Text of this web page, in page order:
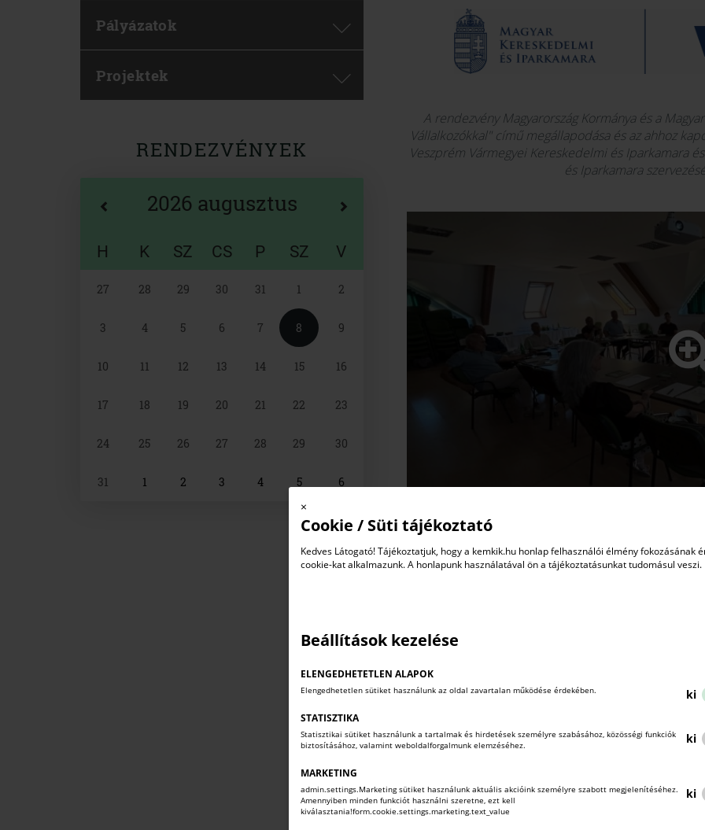
×
Cookie / Süti tájékoztató
Kedves Látogató! Tájékoztatjuk, hogy a kemkik.hu honlap felhasználói élmény fokozásának
cookie-kat alkalmazunk. A honlapunk használatával ön a tájékoztatásunkat tudomásul veszi.
Beállítások kezelése
ELENGEDHETETLEN ALAPOK
Elengedhetetlen sütiket használunk az oldal zavartalan működése érdekében. ki
STATISZTIKA
Statisztikai sütiket használunk a tartalmak és hirdetések személyre szabásához, közösségi funkciók
biztosításához, valamint weboldalforgalmunk elemzéséhez.
ki
MARKETING
admin.settings.Marketing sütiket használunk aktuális akcióink személyre szabott megjelenítéséhez.
Amennyiben minden funkciót használni szeretne, ezt kell
kiválasztania!form.cookie.settings.marketing.text_value
ki
Pályázatok
Projektek
RENDEZVÉNYEK
választó
2026 augusztus
H K SZ CS P SZ V
27 28 29 30 31 1 2
3 4 5 6 7 8 9
10 11 12 13 14 15 16
17 18 19 20 21 22 23
24 25 26 27 28 29 30
31 1 2 3 4 5 6
A rendezvény Magyarország Kormánya és a
Vállalkozókkal" című megállapodása és az ahhoz
Veszprém Vármegyei Kereskedelmi és Iparkamara
és Iparkamara